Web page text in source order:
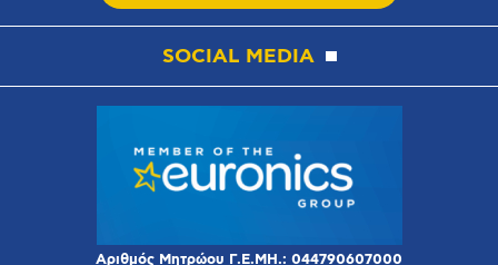
SOCIAL MEDIA